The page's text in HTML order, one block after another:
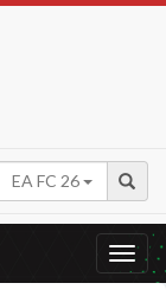
EA FC 26